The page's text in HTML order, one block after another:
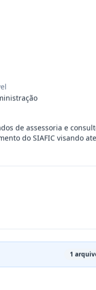
P
JUR
GA...
de assessoria e
do SIAFIC visando
1